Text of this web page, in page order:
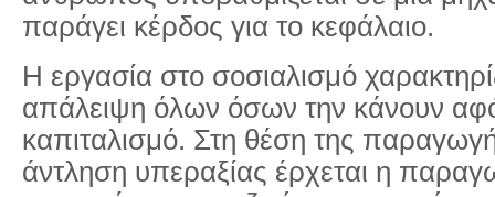
παράγει κέρδος για το κεφάλαιο.
Η εργασία στο σοσιαλισμό
απάλειψη όλων όσων την κάνουν
καπιταλισμό. Στη θέση της
άντληση υπεραξίας έρχεται η